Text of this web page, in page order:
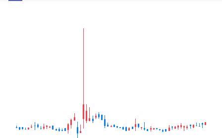
View as data table, Chart